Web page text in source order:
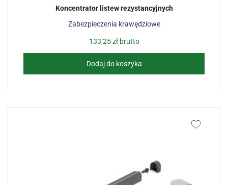
Zabezpieczenia krawędziowe
Koncentrator listew rezystancyjnych
133,25złbrutto
Dodaj do koszyka